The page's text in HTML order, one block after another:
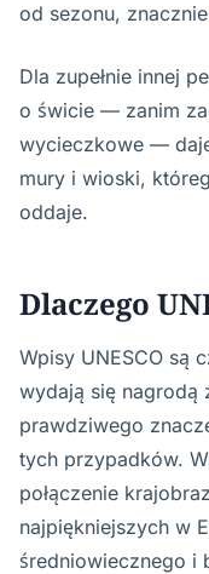
od sezonu,
Dla zupełnie innej
o świcie — zanim
wycieczkowe —
mury i wioski,
oddaje.
Dlaczego
Wpisy UNESCO są
wydają się nagrodą
prawdziwego
tych przypadków.
połączenie
najpiękniejszych w
średniowiecznego i